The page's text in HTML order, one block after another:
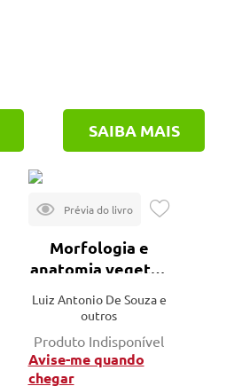
SAIBA MAIS
Morfologia e
anatomia vegetal:
práticas
Luiz Antonio De Souza e
outros
Produto Indisponível
Avise-me quando
chegar